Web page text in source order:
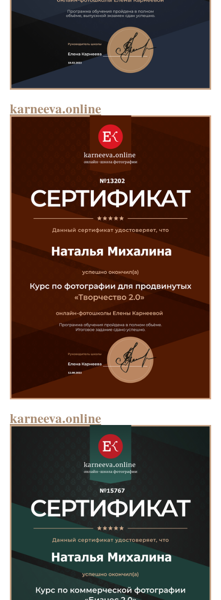
karneeva.online
karneeva.online